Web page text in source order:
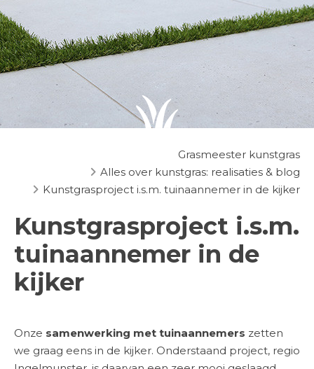
Grasmeester kunstgras
Alles over kunstgras: realisaties & blog
Kunstgrasproject i.s.m. tuinaannemer in de kijker
Kunstgrasproject i.s.m.
tuinaannemer in de
kijker
Onze samenwerking met tuinaannemers zetten
we graag eens in de kijker. Onderstaand project, regio